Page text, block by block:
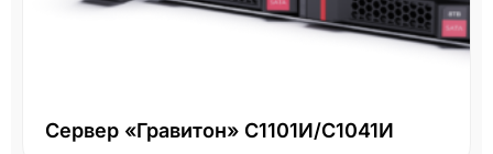
Сервер «Гравитон» С1101И/С1041И